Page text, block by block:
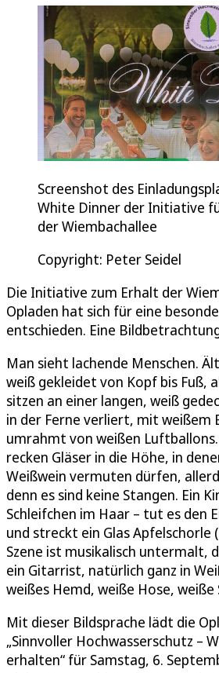
Screenshot des
White Dinner der Initiative
der Wiembachallee
Copyright: Peter Seidel
Die Initiative zum Erhalt der
Opladen hat sich für eine
entschieden. Eine
Man sieht lachende Menschen.
weiß gekleidet von Kopf bis Fuß,
sitzen an einer langen, weiß
in der Ferne verliert, mit weißem
umrahmt von weißen
recken Gläser in die Höhe, in
Weißwein vermuten dürfen,
denn es sind keine Stangen. Ein
Schleifchen im Haar – tut es den
und streckt ein Glas Apfelschorle
Szene ist musikalisch untermalt,
ein Gitarrist, natürlich ganz in
weißes Hemd, weiße Hose, weiße
Mit dieser Bildsprache lädt die
„Sinnvoller Hochwasserschutz –
erhalten“ für Samstag, 6.